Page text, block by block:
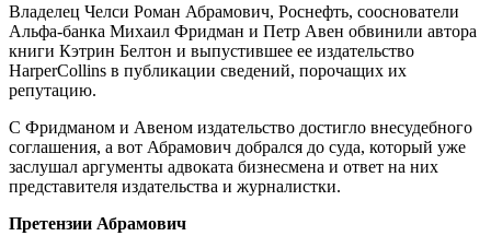
Владелец Челси Роман Абрамович, Роснефть, сооснователи
Альфа-банка Михаил Фридман и Петр Авен обвинили автора
книги Кэтрин Белтон и выпустившее ее издательство
HarperCollins в публикации сведений, порочащих их
репутацию.
С Фридманом и Авеном издательство достигло внесудебного
соглашения, а вот Абрамович добрался до суда, который уже
заслушал аргументы адвоката бизнесмена и ответ на них
представителя издательства и журналистки.
Претензии Абрамович